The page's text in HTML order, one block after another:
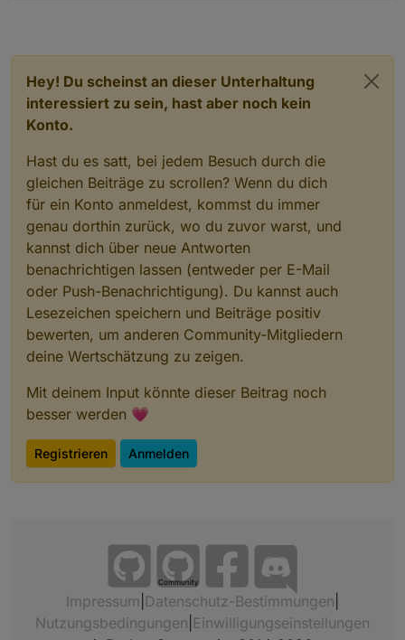
Hey! Du scheinst an dieser Unterhaltung
interessiert zu sein, hast aber noch kein
Konto.
Hast du es satt, bei jedem Besuch durch die
gleichen Beiträge zu scrollen? Wenn du dich
für ein Konto anmeldest, kommst du immer
genau dorthin zurück, wo du zuvor warst, und
kannst dich über neue Antworten
benachrichtigen lassen (entweder per E-Mail
oder Push-Benachrichtigung). Du kannst auch
Lesezeichen speichern und Beiträge positiv
bewerten, um anderen Community-Mitgliedern
deine Wertschätzung zu zeigen.
Mit deinem Input könnte dieser Beitrag noch
besser werden 💗
Registrieren Anmelden
Community
Impressum Datenschutz-Bestimmungen
Nutzungsbedingungen Einwilligungseinstellungen